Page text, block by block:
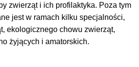
zwierząt i ich profilaktyka. Poza tym
jest w ramach kilku specjalności,
ekologicznego chowu zwierząt,
żyjących i amatorskich.